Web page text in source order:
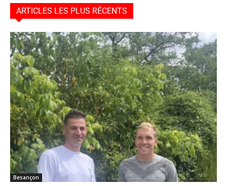
ARTICLES LES PLUS RÉCENTS
Besançon